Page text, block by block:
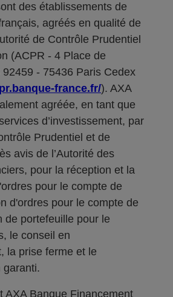
des établissements de
agréés en qualité de
de Contrôle Prudentiel
(ACPR - 4 Place de
- 75436 Paris Cedex
france.fr/). AXA
agréée, en tant que
d’investissement, par
Prudentiel et de
avis de l’Autorité des
pour la réception et la
pour le compte de
d'ordres pour le compte de
de portefeuille pour le
le conseil en
la prise ferme et le
garanti.
AXA Banque Financement